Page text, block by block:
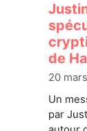
de
20
Un
par